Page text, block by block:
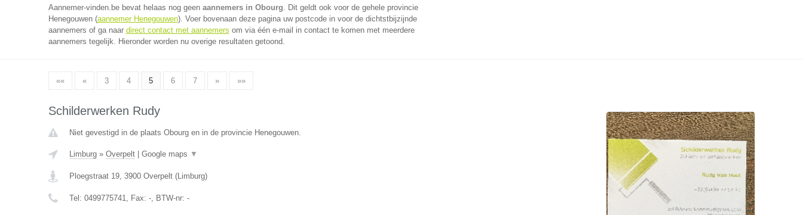
Aannemer-vinden.be bevat helaas nog geen aannemers in Obourg. Dit geldt ook voor de gehele provincie
Henegouwen (aannemer Henegouwen). Voer bovenaan deze pagina uw postcode in voor de dichtstbijzijnde
aannemers of ga naar direct contact met aannemers om via één e-mail in contact te komen met meerdere
aannemers tegelijk. Hieronder worden nu overige resultaten getoond.
«« « 3 4 5 6 7 » »»
Schilderwerken Rudy
Niet gevestigd in de plaats Obourg en in de provincie Henegouwen.
Limburg» Overpelt| Google maps ▼
Ploegstraat 19, 3900 Overpelt(Limburg)
Tel: 0499775741, Fax: -, BTW-nr: -